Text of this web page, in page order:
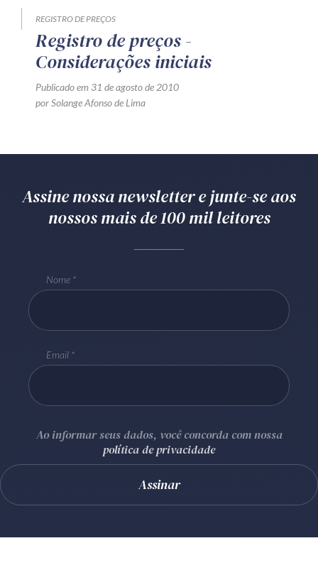
REGISTRO DE PREÇOS
Registro de preços -
Considerações iniciais
Publicado em 31 de agosto de 2010
por Solange Afonso de Lima
Assine nossa newsletter e junte-se aos
nossos mais de 100 mil leitores
Nome
Email
Ao informar seus dados, você concorda com nossa
política de privacidade